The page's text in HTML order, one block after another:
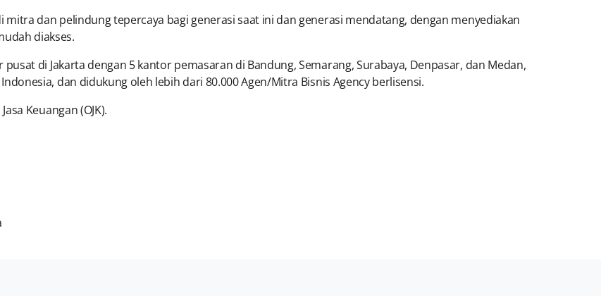
dan pelindung tepercaya bagi generasi saat ini dan generasi mendatang, dengan menyediakan
diakses.
di Jakarta dengan 5 kantor pemasaran di Bandung, Semarang, Surabaya, Denpasar, dan Medan,
dan didukung oleh lebih dari 80.000 Agen/Mitra Bisnis Agency berlisensi.
Keuangan (OJK).